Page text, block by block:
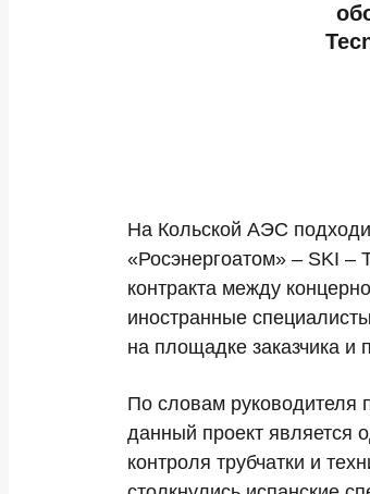
На Кольской АЭС
«Росэнергоатом» – SKI –
контракта между
иностранные
на площадке заказчика
По словам руководителя
данный проект является
контроля трубчатки и